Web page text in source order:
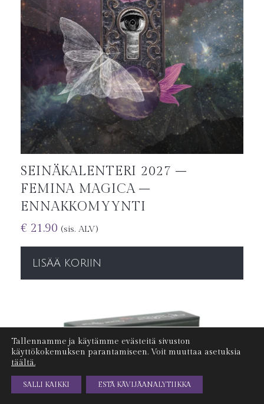
ILMAISET TOIMITUSKULUT YLI 100€ TILAUKSIIN
SEINÄKALENTERI 2027 –
FEMINA MAGICA –
ENNAKKOMYYNTI
€ 21.90 (sis. ALV)
LISÄÄ KORIIN
Tallennamme ja käytämme evästeitä sivuston
käyttökokemuksen parantamiseen. Voit muuttaa asetuksia
täältä.
SALLI KAIKKI ESTÄ KÄVIJÄANALYTIIKKA